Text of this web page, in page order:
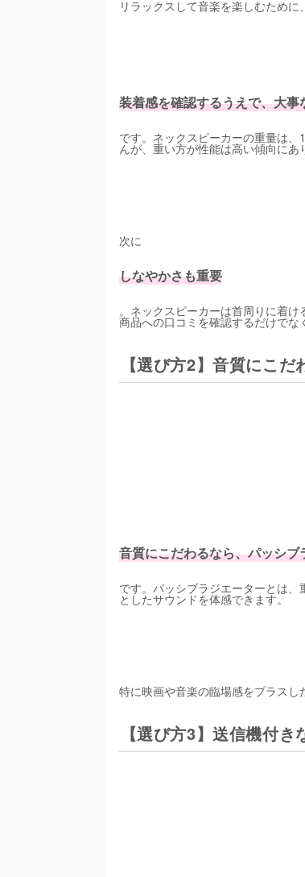
リラックスして音楽を楽しむために
装着感を確認するうえで、大
です。ネックスピーカーの重量は
んが、重い方が性能は高い傾向にあ
次に
しなやかさも重要
。ネックスピーカーは首周りに着け
商品への口コミを確認するだけで
【選び方2】音質にこ
音質にこだわるなら、パッシ
です。パッシブラジエーターとは
としたサウンドを体感できます。
特に映画や音楽の臨場感をプラスし
【選び方3】送信機付